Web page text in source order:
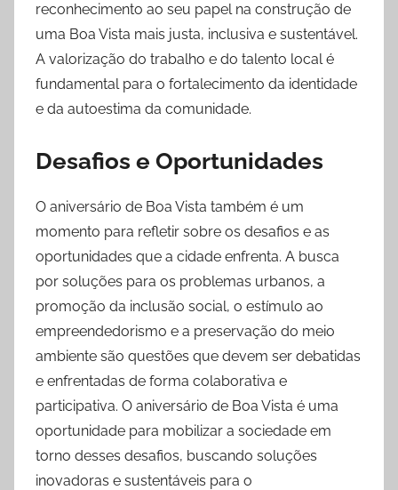
reconhecimento ao seu papel na construção de
uma Boa Vista mais justa, inclusiva e sustentável.
A valorização do trabalho e do talento local é
fundamental para o fortalecimento da identidade
e da autoestima da comunidade.
Desafios e Oportunidades
O aniversário de Boa Vista também é um
momento para refletir sobre os desafios e as
oportunidades que a cidade enfrenta. A busca
por soluções para os problemas urbanos, a
promoção da inclusão social, o estímulo ao
empreendedorismo e a preservação do meio
ambiente são questões que devem ser debatidas
e enfrentadas de forma colaborativa e
participativa. O aniversário de Boa Vista é uma
oportunidade para mobilizar a sociedade em
torno desses desafios, buscando soluções
inovadoras e sustentáveis para o